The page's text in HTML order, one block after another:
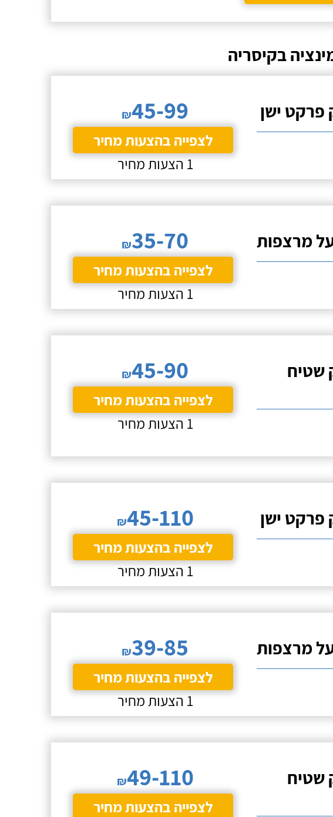
בקיסריה
פרקט ישן ₪45-99
לצפייה בהצעות מחיר
1 הצעות מחיר
מרצפות ₪35-70
לצפייה בהצעות מחיר
1 הצעות מחיר
שטיח ₪45-90
לצפייה בהצעות מחיר
1 הצעות מחיר
פרקט ישן ₪45-110
לצפייה בהצעות מחיר
1 הצעות מחיר
מרצפות ₪39-85
לצפייה בהצעות מחיר
1 הצעות מחיר
שטיח ₪49-110
לצפייה בהצעות מחיר